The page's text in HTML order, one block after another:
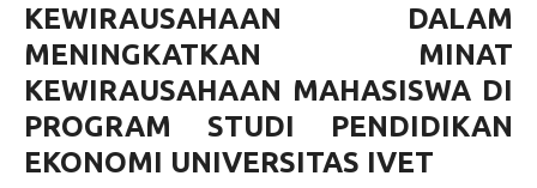
KEWIRAUSAHAAN DALAM
MENINGKATKAN MINAT
KEWIRAUSAHAAN MAHASISWA DI
PROGRAM STUDI PENDIDIKAN
EKONOMI UNIVERSITAS IVET